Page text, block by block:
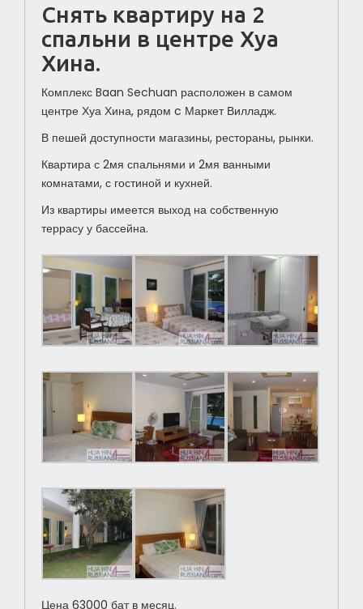
Снять квартиру на 2
спальни в центре Хуа
Хина.
Комплекс Baan Sechuan расположен в самом
центре Хуа Хина, рядом c Маркет Вилладж.
В пешей доступности магазины, рестораны, рынки.
Квартира с 2мя спальнями и 2мя ванными
комнатами, с гостиной и кухней.
Из квартиры имеется выход на собственную
террасу у бассейна.
Цена 63000 бат в месяц.